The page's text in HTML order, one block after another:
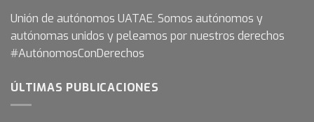
Unión de autónomos UATAE. Somos autónomos y
autónomas unidos y peleamos por nuestros derechos
#AutónomosConDerechos
ÚLTIMAS PUBLICACIONES